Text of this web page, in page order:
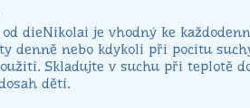
dieNikolai je vhodný ke
denně nebo kdykoli při pocitu
Skladujte v suchu při teplotě do
dětí.